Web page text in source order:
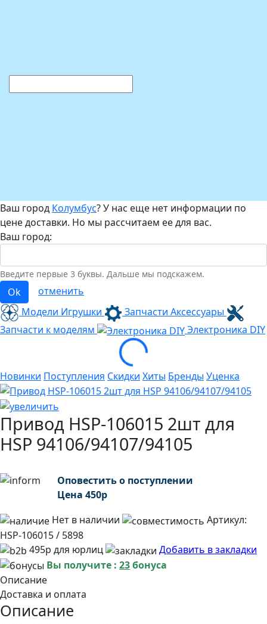
Ваш город Колумбус? У нас еще нет информации по
цене доставки. Но мы рассчитаем ее для вас.
Ваш город:
Введите первые 3 буквы. Дальше мы подскажем.
Ok
отменить
Модели Игрушки
Запчасти Аксессуары
Запчасти к моделям
Электроника DIY
Loading...
Новинки Поступления Скидки Хиты Бренды Уценка
Привод HSP-106015 2шт для
HSP 94106/94107/94105
Оповестить о поступлении
Цена 450р
Нет в наличии
Артикул:
HSP-106015 / 5898
495р для юрлиц
Добавить в закладки
Вы получите : 23бонуса
Описание
Доставка и оплата
Описание